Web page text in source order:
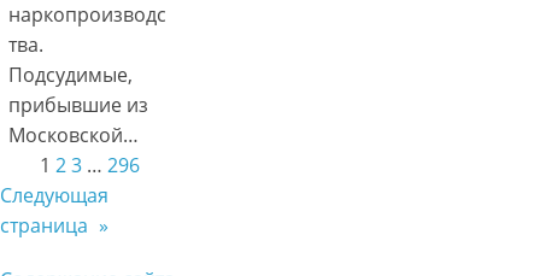
наркопроизводс
тва.
Подсудимые,
прибывшие из
Московской…
1 23 … 296
Следующая
страница »